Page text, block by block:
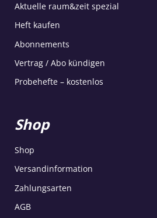
Aktuelle raum&zeit spezial
Heft kaufen
Abonnements
Vertrag / Abo kündigen
Probehefte – kostenlos
Shop
Shop
Versandinformation
Zahlungsarten
AGB